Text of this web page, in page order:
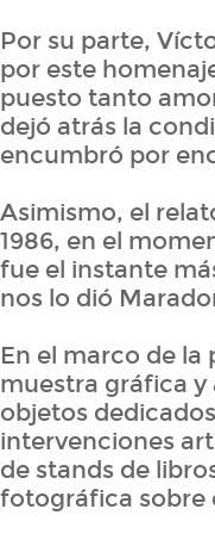
Por su parte,
por este
puesto tanto
dejó atrás la
encumbró por
Asimismo, el
1986, en el
fue el instante
nos lo dió
En el marco de
muestra gráfica
objetos
intervenciones
de stands de
fotográfica sobre